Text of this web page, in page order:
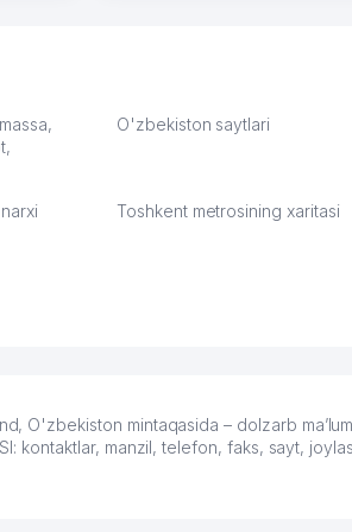
обслуживания клиентов.
Vip Brand 31.07.2026 11:43:39
O'zbekiston saytlari
Toshkent metrosining xaritasi
O'zbekiston mintaqasida – dolzarb
kontaktlar, manzil, telefon, faks, sayt,